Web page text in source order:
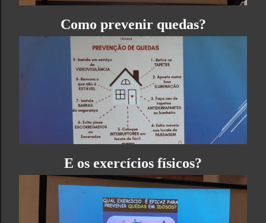
Como prevenir quedas?
E os exercícios físicos?